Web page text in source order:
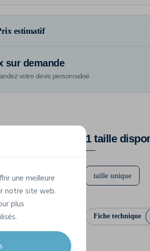
estimatif
sur demande
votre devis personnalisé
Westfordmill
W606
31 l
1 taille
taille unique
Fiche technique
une meilleure
notre site web.
plus